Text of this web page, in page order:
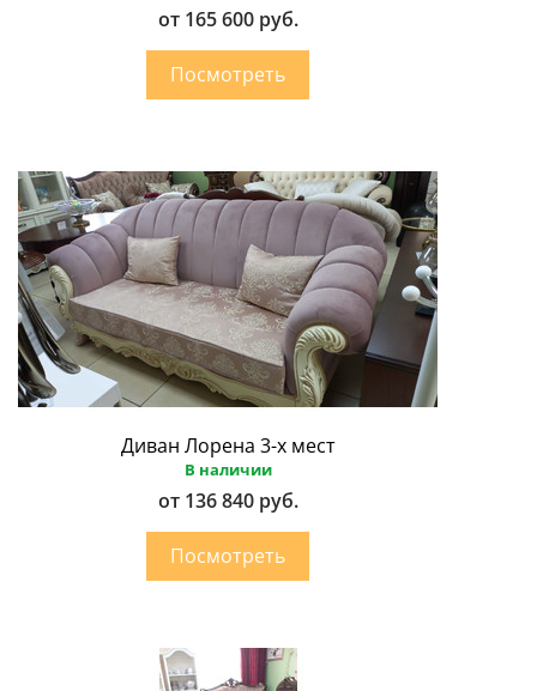
от 165 600 руб.
Диван Лорена 3-х мест
В наличии
от 136 840 руб.